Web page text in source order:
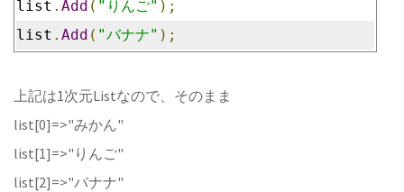
list . Add ( "りんご" );
list . Add ( "バナナ" );
上記は1次元Listなので、そのまま
list[0]=>"みかん"
list[1]=>"りんご"
list[2]=>"バナナ"